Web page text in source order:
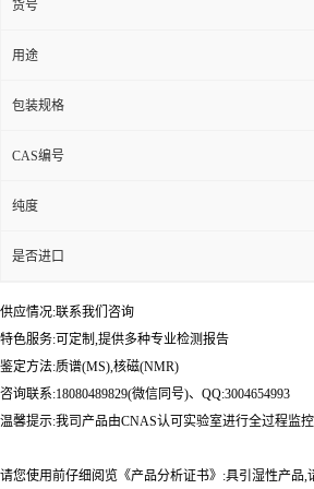
货号
用途
包装规格
CAS编号
纯度
是否进口
供应情况:联系我们咨询
特色服务:可定制,提供多种专业检测报告
鉴定方法:质谱(MS),核磁(NMR)
咨询联系:18080489829(微信同号)、QQ:3004654993
温馨提示:我司产品由CNAS认可实验室进行全过程监
请您使用前仔细阅览《产品分析证书》:具引湿性产品